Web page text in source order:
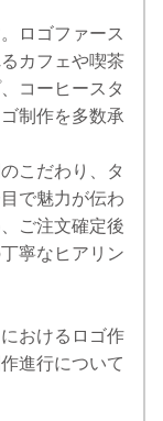
ロゴファース
カフェや喫茶
コーヒースタ
制作を多数承
こだわり、タ
で魅力が伝わ
ご注文確定後
寧なヒアリン
おけるロゴ作
進行について